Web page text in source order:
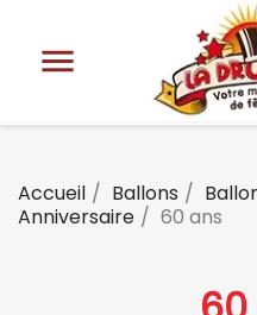

Accueil Ballons
Anniversaire
60 ans